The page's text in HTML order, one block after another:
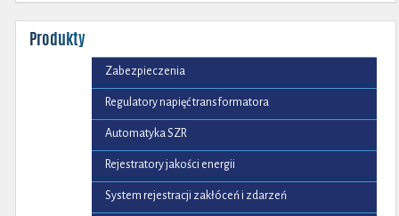
Produkty
Zabezpieczenia
Regulatory napięć transformatora
Automatyka SZR
Rejestratory jakości energii
System rejestracji zakłóceń i zdarzeń